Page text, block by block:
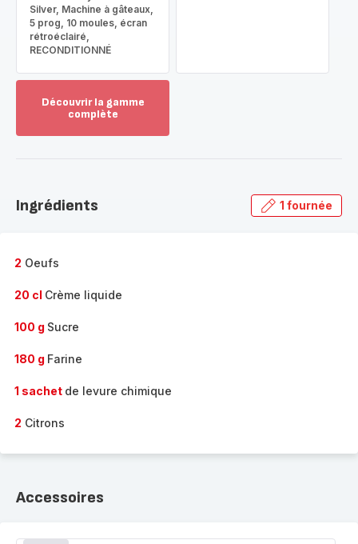
Silver, Machine à gâteaux,
5 prog, 10 moules, écran
rétroéclairé,
RECONDITIONNÉ
Découvrir la gamme
complète
gamme
Ingrédients 1 fournée
2 Oeufs
20 cl Crème liquide
100 g Sucre
180 g Farine
1 sachet de levure chimique
2 Citrons
Accessoires